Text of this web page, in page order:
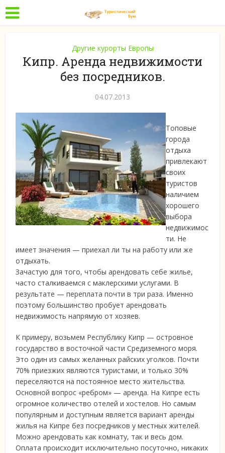
Другие курорты Европы
Кипр. Аренда недвижимости
без посредников.
04.07.2013
Топовые
города
отдыха
привлекают
своих
туристов
наличием
хорошего
выбора
недвижимос
ти. Не
имеет значения — приехал ли ты на работу или же
отдыхать.
Зачастую для того, чтобы арендовать себе жилье,
часто сталкиваемся с маклерскими услугами. В
результате — переплата почти в три раза. Именно
поэтому большинство пробует арендовать
недвижимость напрямую от хозяев.
К примеру, возьмем Республику Кипр — островное
государство в восточной части Средиземного моря.
Это один из самых желанных райских уголков. Почти
70% приезжих являются туристами, и только 30%
переселяются на постоянное место жительства.
Основной вопрос «ребром» — аренда. На Кипре есть
огромное количество отелей и хостелов. Но самым
популярным и доступным является вариант аренды
жилья на Кипре без посредников у местных жителей.
Можно арендовать как комнату, так и весь дом.
Оплата происходит исключительно посуточно, никаких